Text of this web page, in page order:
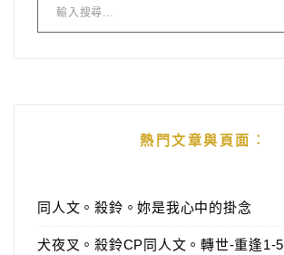
熱門文章與頁面︰
同人文。殺鈴。妳是我心中的掛念
犬夜叉。殺鈴CP同人文。轉世-重逢1-5